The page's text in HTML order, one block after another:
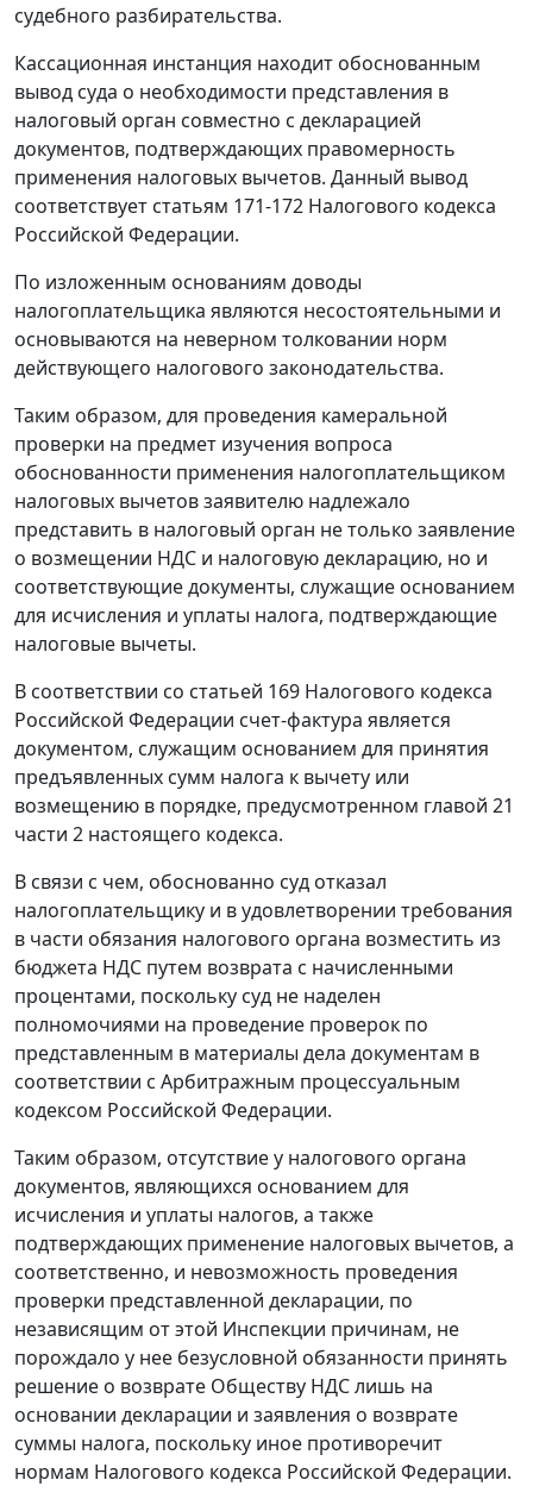
судебного разбирательства.
Кассационная инстанция находит обоснованным
вывод суда о необходимости представления в
налоговый орган совместно с декларацией
документов, подтверждающих правомерность
применения налоговых вычетов. Данный вывод
соответствует статьям 171-172 Налогового кодекса
Российской Федерации.
По изложенным основаниям доводы
налогоплательщика являются несостоятельными и
основываются на неверном толковании норм
действующего налогового законодательства.
Таким образом, для проведения камеральной
проверки на предмет изучения вопроса
обоснованности применения налогоплательщиком
налоговых вычетов заявителю надлежало
представить в налоговый орган не только заявление
о возмещении НДС и налоговую декларацию, но и
соответствующие документы, служащие основанием
для исчисления и уплаты налога, подтверждающие
налоговые вычеты.
В соответствии со статьей 169 Налогового кодекса
Российской Федерации счет-фактура является
документом, служащим основанием для принятия
предъявленных сумм налога к вычету или
возмещению в порядке, предусмотренном главой 21
части 2 настоящего кодекса.
В связи с чем, обоснованно суд отказал
налогоплательщику и в удовлетворении требования
в части обязания налогового органа возместить из
бюджета НДС путем возврата с начисленными
процентами, поскольку суд не наделен
полномочиями на проведение проверок по
представленным в материалы дела документам в
соответствии с Арбитражным процессуальным
кодексом Российской Федерации.
Таким образом, отсутствие у налогового органа
документов, являющихся основанием для
исчисления и уплаты налогов, а также
подтверждающих применение налоговых вычетов, а
соответственно, и невозможность проведения
проверки представленной декларации, по
независящим от этой Инспекции причинам, не
порождало у нее безусловной обязанности принять
решение о возврате Обществу НДС лишь на
основании декларации и заявления о возврате
суммы налога, поскольку иное противоречит
нормам Налогового кодекса Российской Федерации.